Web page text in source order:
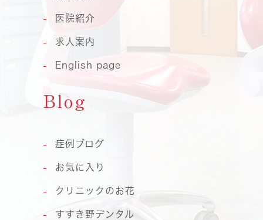
医院紹介
求人案内
English page
Blog
症例ブログ
お気に入り
クリニックのお花
すすき野デンタル